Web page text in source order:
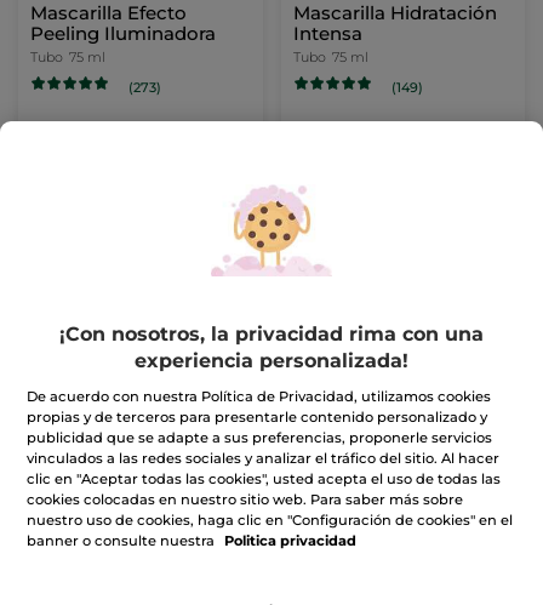
Mascarilla Efecto
Peeling Iluminadora
Tubo 75 ml
(273)
Mascarilla Hidratación
Intensa
Tubo 75 ml
(149)
Crema Iluminadora
Tarro 50 ml
¡Con nosotros, la privacidad rima con una
experiencia personalizada!
De acuerdo con nuestra Política de Privacidad, utilizamos cookies
propias y de terceros para presentarle contenido personalizado y
publicidad que se adapte a sus preferencias, proponerle servicios
vinculados a las redes sociales y analizar el tráfico del sitio. Al hacer
clic en "Aceptar todas las cookies", usted acepta el uso de todas las
cookies colocadas en nuestro sitio web. Para saber más sobre
nuestro uso de cookies, haga clic en "Configuración de cookies" en el
banner o consulte nuestra
Politica privacidad